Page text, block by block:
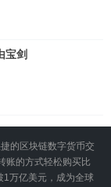
宝剑
的区块链数字货币交
账的方式轻松购买比
1万亿美元，成为全球